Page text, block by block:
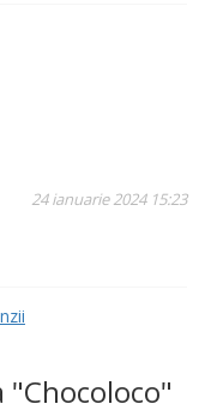
24 ianuarie 2024 15:23